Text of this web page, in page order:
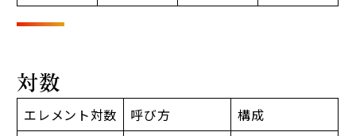
対数
エレメント対数 呼び方
構成